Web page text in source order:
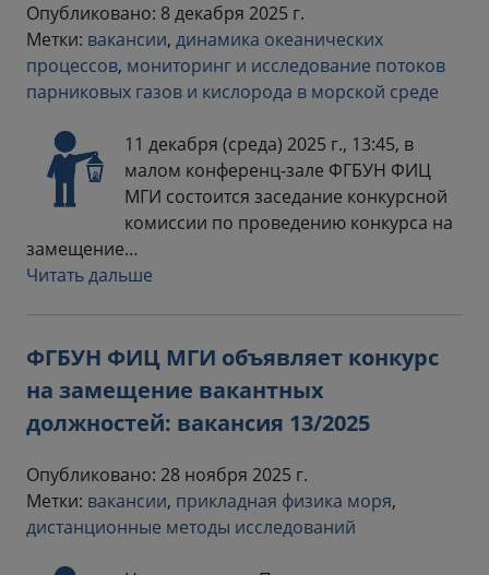
Опубликовано: 8 декабря 2025 г.
Метки: вакансии, динамика океанических
процессов, мониторинг и исследование потоков
парниковых газов и кислорода в морской среде
11 декабря (среда) 2025 г., 13:45, в
малом конференц-зале ФГБУН ФИЦ
МГИ состоится заседание конкурсной
комиссии по проведению конкурса на
замещение…
Читать дальше
ФГБУН ФИЦ МГИ объявляет конкурс
на замещение вакантных
должностей: вакансия 13/2025
Опубликовано: 28 ноября 2025 г.
Метки: вакансии, прикладная физика моря,
дистанционные методы исследований